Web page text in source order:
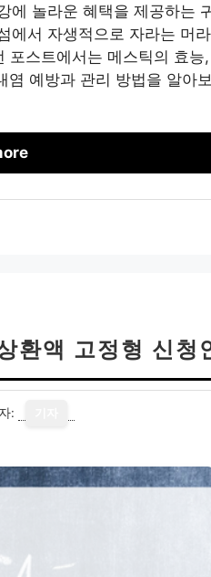
에 놀라운 혜택을 제공하는
에서 자생적으로 자라는 머
스트에서는 메스틱의 효능
예방과 관리 방법을 알아
환액 고정형 신청
: